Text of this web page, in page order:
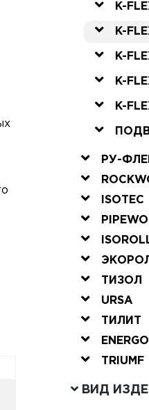
K-
K-
K-
K-
K-
РУ-
ISOTEC
ТИЗОЛ
URSA
ТИЛИТ
TRIUMF
ВИД